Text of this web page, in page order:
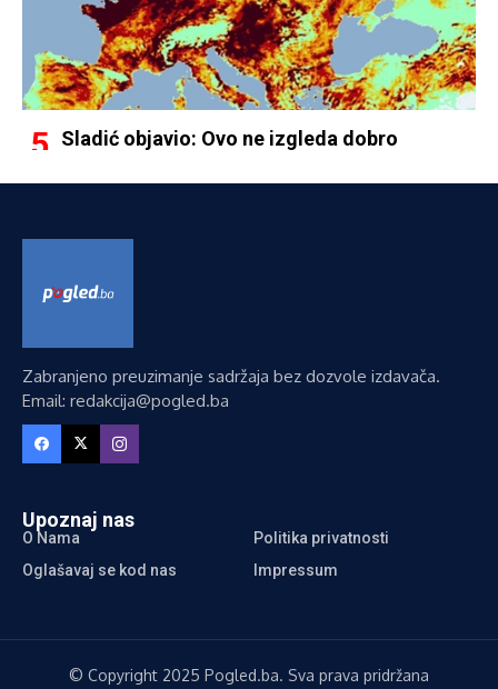
Sladić objavio: Ovo ne izgleda dobro
Zabranjeno preuzimanje sadržaja bez dozvole izdavača.
Email: redakcija@pogled.ba
Upoznaj nas
O Nama
Politika privatnosti
Oglašavaj se kod nas
Impressum
© Copyright 2025 Pogled.ba. Sva prava pridržana